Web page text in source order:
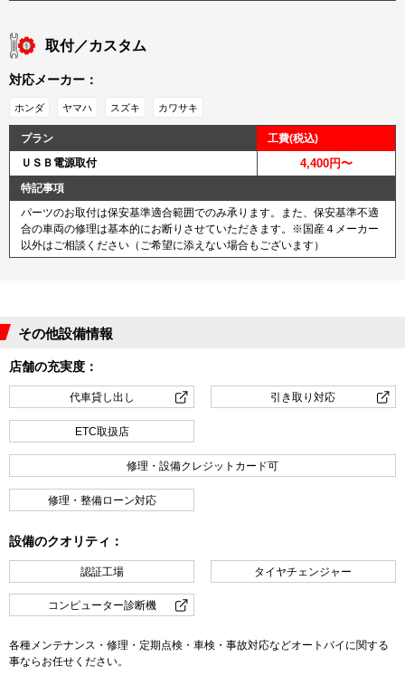
取付／カスタム
対応メーカー：
ホンダ ヤマハ スズキ カワサキ
プラン
工費(税込)
ＵＳＢ電源取付
4,400円〜
特記事項
パーツのお取付は保安基準適合範囲でのみ承ります。また、保安基準不適
合の車両の修理は基本的にお断りさせていただきます。※国産４メーカー
以外はご相談ください（ご希望に添えない場合もございます）
その他設備情報
店舗の充実度：
代車貸し出し 引き取り対応
ETC取扱店
修理・設備クレジットカード可
修理・整備ローン対応
設備のクオリティ：
認証工場 タイヤチェンジャー
コンピューター診断機
各種メンテナンス・修理・定期点検・車検・事故対応などオートバイに関する
事ならお任せください。